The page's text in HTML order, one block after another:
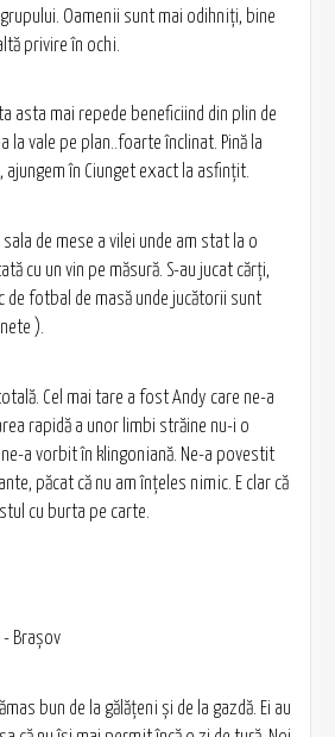
Oamenii sunt mai odihniţi, bine
privire în ochi.
asta mai repede beneficiind din plin de
la vale pe plan..foarte înclinat. Pină la
ajungem în Ciunget exact la asfinţit.
de mese a vilei unde am stat la o
cu un vin pe măsură. S-au jucat cărţi,
de fotbal de masă unde jucătorii sunt
).
Cel mai tare a fost Andy care ne-a
rapidă a unor limbi străine nu-i o
a vorbit în klingoniană. Ne-a povestit
păcat că nu am înţeles nimic. E clar că
cu burta pe carte.
- Braşov
bun de la gălăţeni şi de la gazdă. Ei au